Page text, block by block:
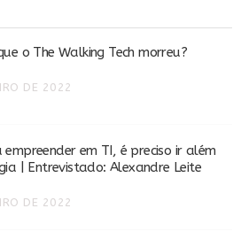
o The Walking Tech morreu?
DE 2022
em TI, é preciso ir além
| Entrevistado: Alexandre Leite
DE 2022